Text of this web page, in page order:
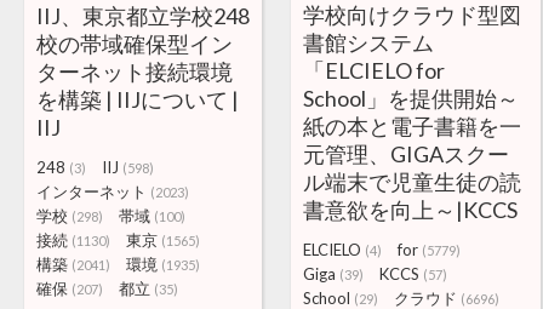
学校向けクラウド型図
書館システム
「ELCIELO for
School」を提供開始～
紙の本と電子書籍を一
元管理、GIGAスクー
ル端末で児童生徒の読
書意欲を向上～|KCCS
ELCIELO (4) for (5779)
Giga (39) KCCS (57)
School (29) クラウド (6696)
IIJ、東京都立学校248
校の帯域確保型イン
ターネット接続環境
を構築 | IIJについて |
IIJ
248 (3) IIJ (598)
インターネット (2023)
学校 (298) 帯域 (100)
接続 (1130) 東京 (1565)
構築 (2041) 環境 (1935)
確保 (207) 都立 (35)